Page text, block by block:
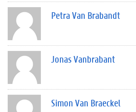
Petra Van Brabandt
Jonas Vanbrabant
Simon Van Braeckel